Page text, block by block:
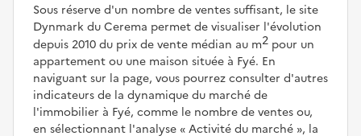
Sous réserve d'un nombre de ventes suffisant, le site
Dynmark du Cerema permet de visualiser l'évolution
depuis 2010 du prix de vente médian au m2 pour un
appartement ou une maison située à Fyé. En
naviguant sur la page, vous pourrez consulter d'autres
indicateurs de la dynamique du marché de
l'immobilier à Fyé, comme le nombre de ventes ou,
en sélectionnant l'analyse
Activité du marché , la